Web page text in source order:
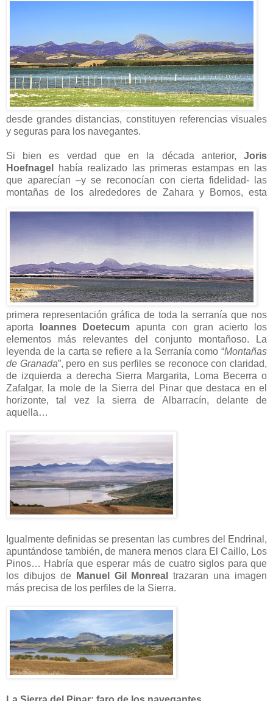
desde grandes distancias, constituyen referencias visuales
y seguras para los navegantes.
Si bien es verdad que en la década anterior, Joris
Hoefnagel
había realizado las primeras estampas en las
que aparecían –y se reconocían con cierta fidelidad- las
montañas de los alrededores de Zahara y Bornos, esta
primera representación gráfica de toda la serranía que nos
aporta
Ioannes Doetecum apunta con gran acierto los
elementos más relevantes del conjunto montañoso. La
leyenda de la carta se refiere a la Serranía como “Montañas
de Granada”, pero en sus perfiles se reconoce con claridad,
de izquierda a derecha Sierra Margarita, Loma Becerra o
Zafalgar, la mole de la Sierra del Pinar que destaca en el
horizonte, tal vez la sierra de Albarracín, delante de
aquella…
Igualmente definidas se presentan las cumbres del Endrinal,
apuntándose también, de manera menos clara El Caillo, Los
Pinos… Habría que esperar más de cuatro siglos para que
los dibujos de
Manuel Gil Monreal
trazaran una imagen
más precisa de los perfiles de la Sierra.